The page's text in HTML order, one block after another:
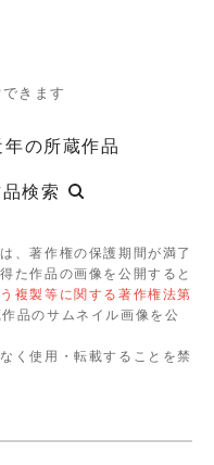
きます
年の所蔵作品
検索
、著作権の保護期間が満了
た作品の画像を公開すると
複製等に関する著作権法第
品のサムネイル画像を公
く使用・転載することを禁